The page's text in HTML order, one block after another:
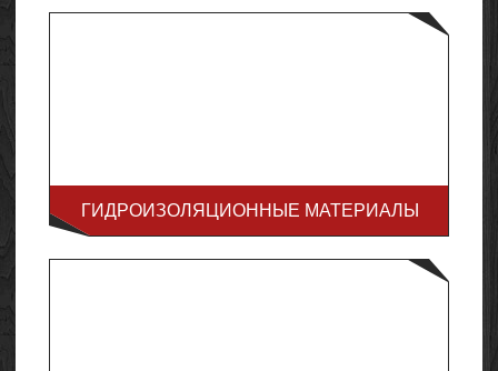
ГИДРОИЗОЛЯЦИОННЫЕ МАТЕРИАЛЫ